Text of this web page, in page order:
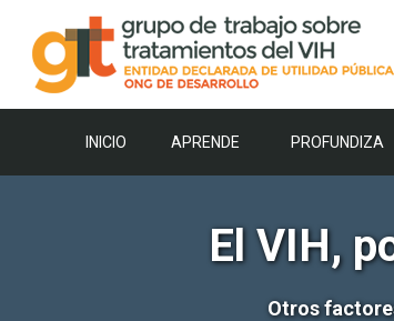
contenido
INICIO APRENDE PROFUNDIZA
El VIH,
Otros